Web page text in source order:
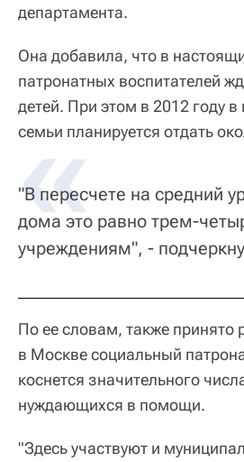
департамента.
Она добавила, что в
патронатных воспитателей
детей. При этом в 2012 году
семьи планируется отдать
"В пересчете на средний
дома это равно трем-
учреждениям", -
По ее словам, также принято
в Москве социальный
коснется значительного
нуждающихся в помощи.
"Здесь участвуют и